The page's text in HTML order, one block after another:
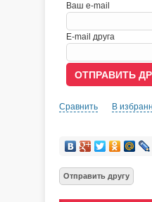
Ваш e-mail
E-mail друга
Сравнить В